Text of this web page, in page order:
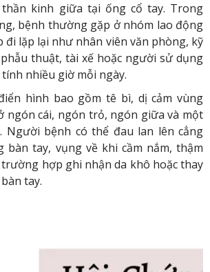
thần kinh giữa tại ống cổ tay. Trong
bệnh thường gặp ở nhóm lao động
đi lặp lại như nhân viên văn phòng, kỹ
thuật, tài xế hoặc người sử dụng
nhiều giờ mỗi ngày.
hình bao gồm tê bì, dị cảm vùng
ngón cái, ngón trỏ, ngón giữa và một
Người bệnh có thể đau lan lên cẳng
bàn tay, vụng về khi cầm nắm, thậm
hợp ghi nhận da khô hoặc thay
tay.